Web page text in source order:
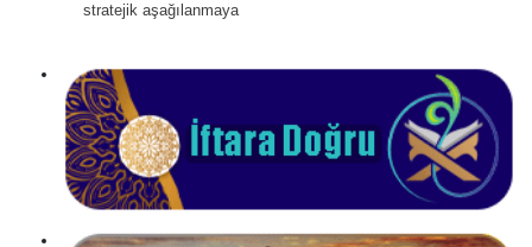
stratejik aşağılanmaya